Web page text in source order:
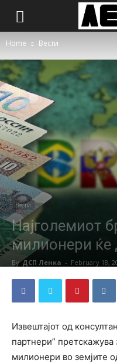
Home Вести
Вести
Најголемиот
милионери ќе
By ДСП Ленка - February 18,
Извештајот од
партнери” претскажува
милионери во земјите